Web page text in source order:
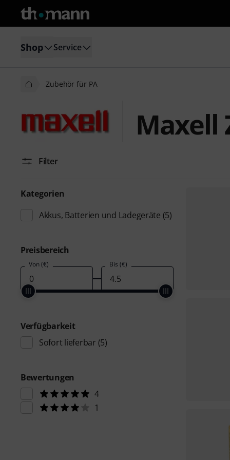
Shop Service
Zubehör für PA
Maxell
Filter
Kategorien
Akkus, Batterien und Ladegeräte (5)
Preisbereich
Von (€) Bis (€)
Verfügbarkeit
Sofort lieferbar (5)
Bewertungen
4
1